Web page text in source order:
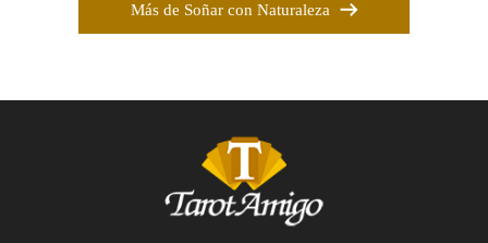
Más de Soñar con Naturaleza